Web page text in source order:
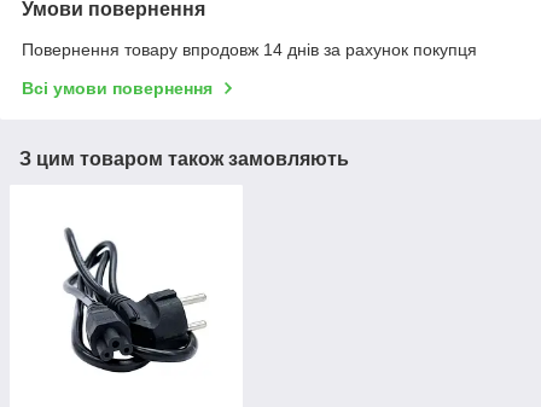
Умови повернення
Повернення товару впродовж 14 днів за рахунок покупця
Всі умови повернення
З цим товаром також замовляють